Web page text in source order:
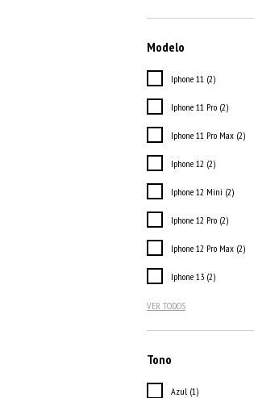
Modelo
Iphone 11 (2)
Iphone 11 Pro (2)
Iphone 11 Pro Max (2)
Iphone 12 (2)
Iphone 12 Mini (2)
Iphone 12 Pro (2)
Iphone 12 Pro Max (2)
Iphone 13 (2)
VER TODOS
Tono
Azul (1)